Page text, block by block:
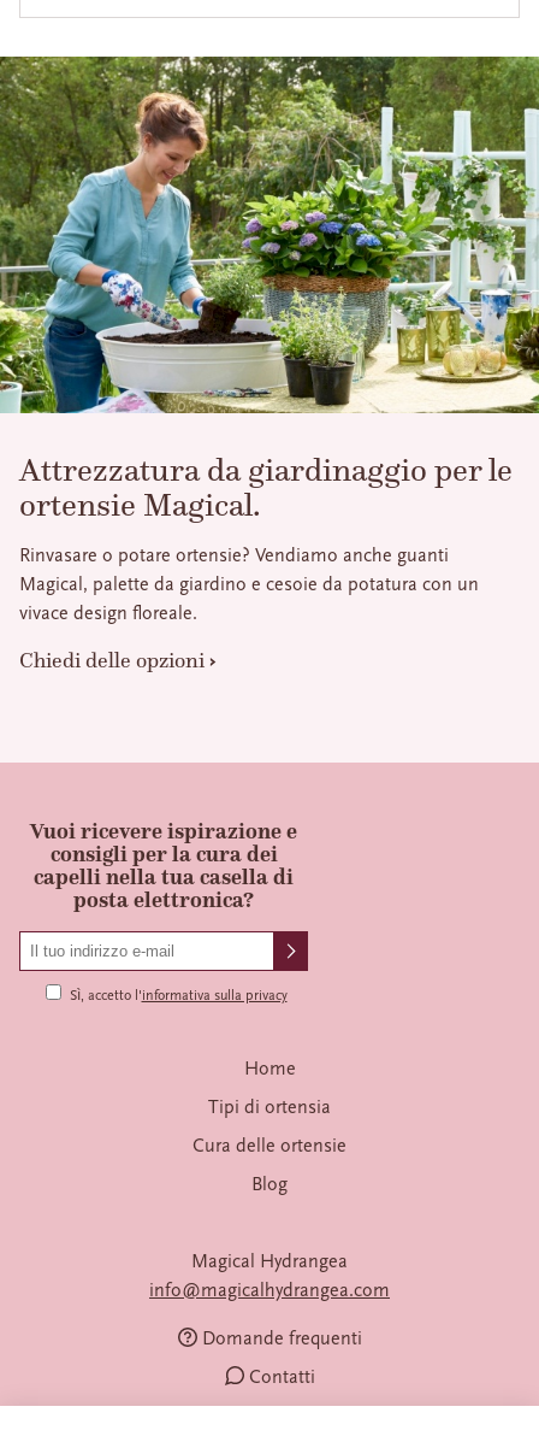
Attrezzatura da giardinaggio per le
ortensie Magical.
Rinvasare o potare ortensie? Vendiamo anche guanti
Magical, palette da giardino e cesoie da potatura con un
vivace design floreale.
Chiedi delle opzioni
Vuoi ricevere ispirazione e
consigli per la cura dei
capelli nella tua casella di
posta elettronica?
Sì, accetto l'informativa sulla privacy
Home
Tipi di ortensia
Cura delle ortensie
Blog
Magical Hydrangea
info@magicalhydrangea.com
Domande frequenti
Contatti